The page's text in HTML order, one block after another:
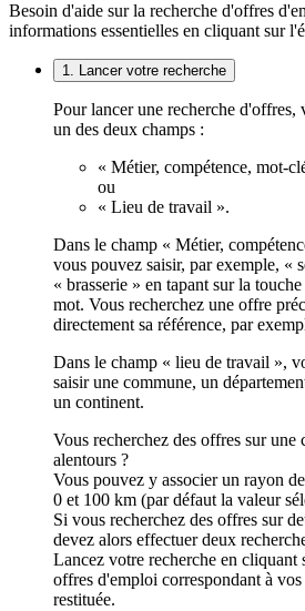
Besoin d'aide sur la recherche d'offres
informations essentielles en cliquant sur
1. Lancer votre recherche
Pour lancer une recherche d'offres,
un des deux champs :
« Métier, compétence, mot-
ou
« Lieu de travail ».
Dans le champ « Métier,
vous pouvez saisir, par exemple, «
« brasserie » en tapant sur la
mot. Vous recherchez une offre
directement sa référence, par
Dans le champ « lieu de travail »,
saisir une commune, un
un continent.
Vous recherchez des offres sur une
alentours ?
Vous pouvez y associer un rayon
0 et 100 km (par défaut la valeur
Si vous recherchez des offres sur
devez alors effectuer deux
Lancez votre recherche en cliquant
offres d'emploi correspondant à vos
restituée.